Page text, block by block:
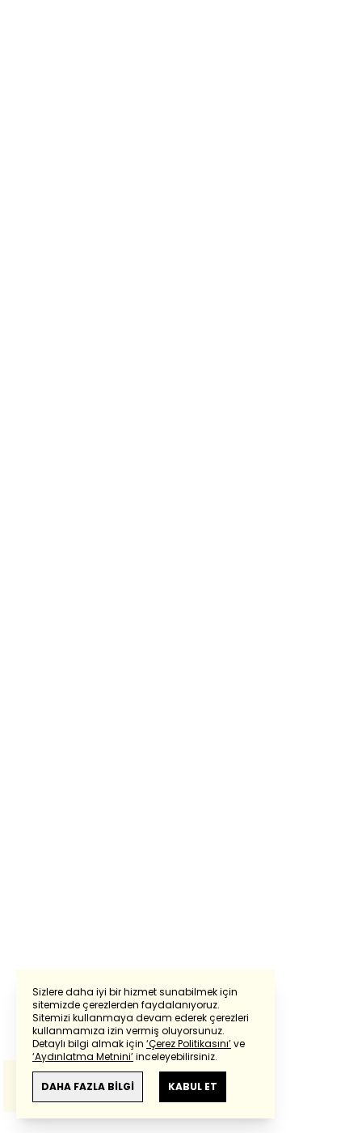
Sizlere daha iyi bir hizmet sunabilmek için
sitemizde çerezlerden faydalanıyoruz.
Sitemizi kullanmaya devam ederek çerezleri
kullanmamıza izin vermiş oluyorsunuz.
Detaylı bilgi almak için ‘Çerez Politikasını’ve
‘Aydınlatma Metnini’inceleyebilirsiniz.
DAHA FAZLA BİLGİ KABUL ET
Powered by Translate
Bu çevirideGoogle Transletekullanılmıştır.
Anlam ve çeviri hatalarından
haberturk.com
sorumlu değildir.